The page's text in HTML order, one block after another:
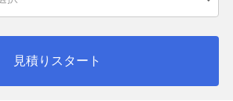
見積りスタート